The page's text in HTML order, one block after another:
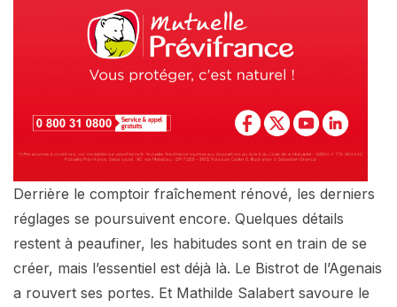
Derrière le comptoir fraîchement rénové, les derniers
réglages se poursuivent encore. Quelques détails
restent à peaufiner, les habitudes sont en train de se
créer, mais l’essentiel est déjà là. Le Bistrot de l’Agenais
a rouvert ses portes. Et Mathilde Salabert savoure le